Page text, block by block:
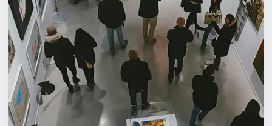
Города
Площадки
Артисты
Рейтинги